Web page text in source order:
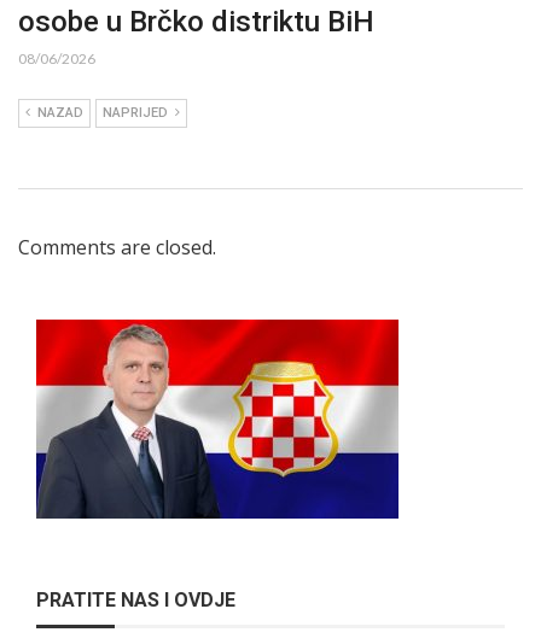
osobe u Brčko distriktu BiH
08/06/2026
NAZAD NAPRIJED
Comments are closed.
PRATITE NAS I OVDJE